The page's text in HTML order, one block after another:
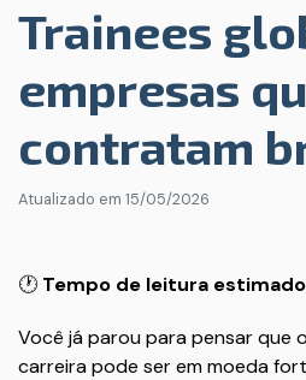
Trainees
empresas
contratam
Atualizado em 15/05/2026
🕐 Tempo de leitura
Você já parou para pensar que
carreira pode ser em moeda